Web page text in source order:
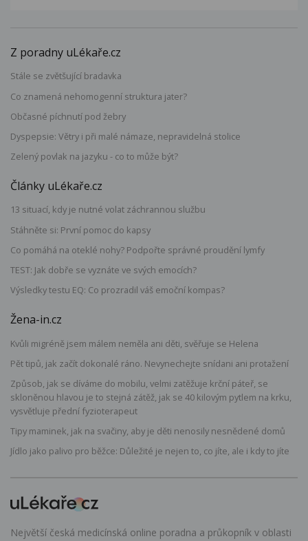
Z poradny uLékaře.cz
Stále se zvětšující bradavka
Co znamená nehomogenní struktura jater?
Občasné píchnutí pod žebry
Dyspepsie: Větry i při malé námaze, nepravidelná stolice
Zelený povlak na jazyku - co to může být?
Články uLékaře.cz
13 situací, kdy je nutné volat záchrannou službu
Stáhněte si: První pomoc do kapsy
Co pomáhá na oteklé nohy? Podpořte správné proudění lymfy
TEST: Jak dobře se vyznáte ve svých emocích?
Výsledky testu EQ: Co prozradil váš emoční kompas?
Žena-in.cz
Kvůli migréně jsem málem neměla ani děti, svěřuje se Helena
Pět tipů, jak začít dokonalé ráno. Nevynechejte snídani ani protažení
Způsob, jak se díváme do mobilu, velmi zatěžuje krční páteř, se
skloněnou hlavou je to stejná zátěž, jak se 40 kilovým pytlem na krku,
vysvětluje přední fyzioterapeut
Tipy maminek, jak na svačiny, aby je děti nenosily nesnědené domů
Jídlo jako palivo pro běžce: Důležité je nejen to, co jíte, ale i kdy to jíte
Největší česká medicínská online poradna a průkopník v oblasti